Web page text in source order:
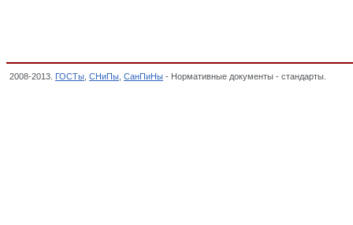
2008-2013. ГОСТы СНиПы СанПиНы - Нормативные документы - стандарты.